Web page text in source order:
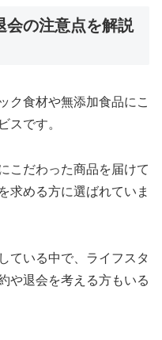
会の注意点を解説
ク食材や無添加食品にこ
スです。
こだわった商品を届けて
求める方に選ばれていま
ている中で、ライフスタ
や退会を考える方もいる